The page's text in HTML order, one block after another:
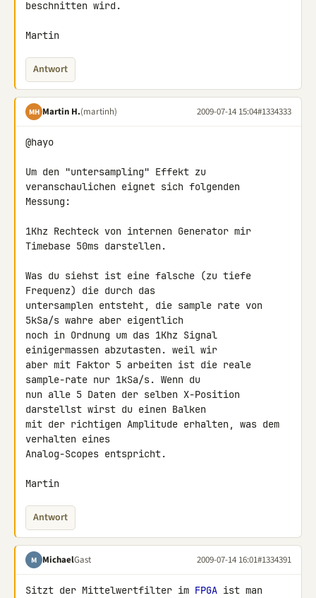
beschnitten wird.
Martin
Antwort
MH Martin H.(martinh) 2009-07-14 15:04#1334333
@hayo
Um den "untersampling" Effekt zu
veranschaulichen eignet sich folgenden
Messung:
1Khz Rechteck von internen Generator mir
Timebase 50ms darstellen.
Was du siehst ist eine falsche (zu tiefe
Frequenz) die durch das
untersamplen entsteht, die sample rate von
5kSa/s wahre aber eigentlich
noch in Ordnung um das 1Khz Signal
einigermassen abzutasten. weil wir
aber mit Faktor 5 arbeiten ist die reale
sample-rate nur 1kSa/s. Wenn du
nun alle 5 Daten der selben X-Position
darstellst wirst du einen Balken
mit der richtigen Amplitude erhalten, was dem
verhalten eines
Analog-Scopes entspricht.
Martin
Antwort
M MichaelGast 2009-07-14 16:01#1334391
Sitzt der Mittelwertfilter im FPGA ist man